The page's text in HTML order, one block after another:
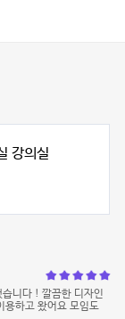
강의실
니다 ! 깔끔한 디자인
용하고 왔어요 모임도